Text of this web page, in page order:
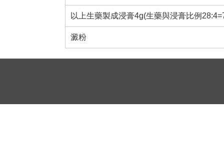
以上生藥製成浸膏4g(生藥與浸膏比例
澱粉